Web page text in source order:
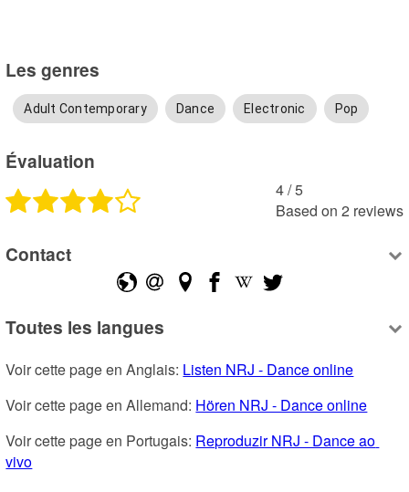
Les genres
Adult Contemporary Dance Electronic Pop
Évaluation
4 /5
Based on 2 reviews
Contact
Toutes les langues
Voir cette page en Anglais: Listen NRJ - Dance online
Voir cette page en Allemand: Hören NRJ - Dance online
Voir cette page en Portugais: Reproduzir NRJ - Dance ao
vivo